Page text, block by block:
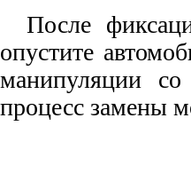
После
опустите
манипуляции
процесс замены